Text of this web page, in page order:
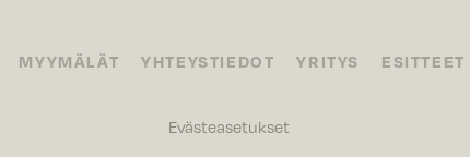
MYYMÄLÄT YHTEYSTIEDOT YRITYS ESITTEET
Evästeasetukset